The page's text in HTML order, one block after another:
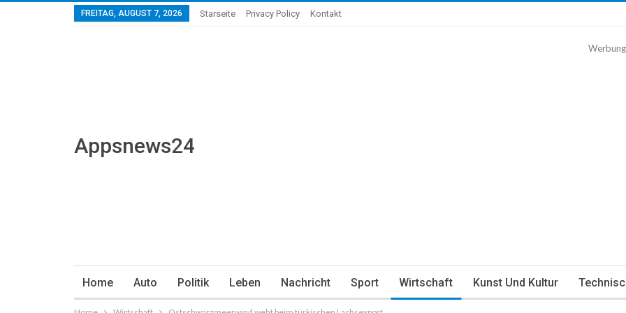
FREITAG, AUGUST 7, 2026 Starseite Privacy Policy Kontakt
Appsnews24
Werbung
Home Auto Politik Leben Nachricht Sport Wirtschaft Kunst Und Kultur